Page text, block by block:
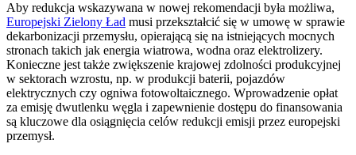
Aby redukcja wskazywana w nowej rekomendacji była możliwa,
Europejski Zielony Ład musi przekształcić się w umowę w sprawie
dekarbonizacji przemysłu, opierającą się na istniejących mocnych
stronach takich jak energia wiatrowa, wodna oraz elektrolizery.
Konieczne jest także zwiększenie krajowej zdolności produkcyjnej
w sektorach wzrostu, np. w produkcji baterii, pojazdów
elektrycznych czy ogniwa fotowoltaicznego. Wprowadzenie opłat
za emisję dwutlenku węgla i zapewnienie dostępu do finansowania
są kluczowe dla osiągnięcia celów redukcji emisji przez europejski
przemysł.